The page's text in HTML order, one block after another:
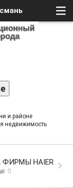
и районе
недвижимость
HAIER
0